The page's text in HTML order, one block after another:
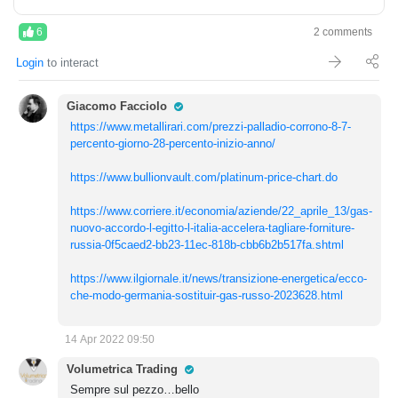
6 2 comments
Login to interact
Giacomo Facciolo
https://www.metallirari.com/prezzi-palladio-corrono-8-7-
percento-giorno-28-percento-inizio-anno/
https://www.bullionvault.com/platinum-price-chart.do
https://www.corriere.it/economia/aziende/22_aprile_13/gas-
nuovo-accordo-l-egitto-l-italia-accelera-tagliare-forniture-
russia-0f5caed2-bb23-11ec-818b-cbb6b2b517fa.shtml
https://www.ilgiornale.it/news/transizione-energetica/ecco-
che-modo-germania-sostituir-gas-russo-2023628.html
14 Apr 2022 09:50
Volumetrica Trading
Sempre sul pezzo…bello